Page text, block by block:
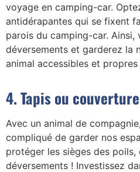
voyage en camping-car.
antidérapantes qui se fixent
parois du camping-car. Ainsi,
déversements et garderez la
animal accessibles et
4. Tapis ou
Avec un animal de
compliqué de garder nos
protéger les sièges des
déversements ! Investissez